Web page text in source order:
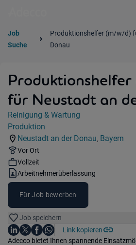
Job
Suche
Produktionshelfer (m/w/d)
Donau
für Neustadt an
Jobdetails
Kategorie:
Reinigung & Wartung
Industry:
Produktion
Standorte:
Neustadt an der Donau,
Region:
Bayern
Remote Option:
Vor Ort
Workhours:
Vollzeit
Vertragsart:
Arbeitnehmerüberlassung
Für Job bewerben
Job speichern
Teile diesen Job
Auf LinkedIn teilen
Auf X teilen
Auf Facebook teilen
Auf WhatsApp teilen
Link kopieren
Einleitung
Adecco bietet Ihnen spannende